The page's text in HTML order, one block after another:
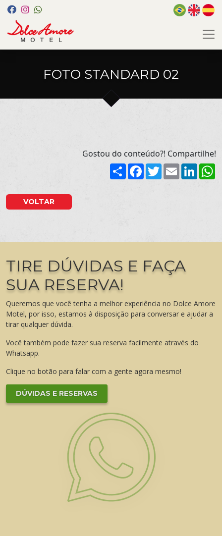
FOTO STANDARD 02
Gostou do conteúdo?! Compartilhe!
ShareFacebook
TwitterEmail
VOLTAR
TIRE DÚVIDAS E FAÇA
SUA RESERVA!
Queremos que você tenha a melhor experiência no Dolce Amore
Motel, por isso, estamos à disposição para conversar e ajudar a
tirar qualquer dúvida.
Você também pode fazer sua reserva facilmente através do
Whatsapp.
Clique no botão para falar com a gente agora mesmo!
DÚVIDAS E RESERVAS